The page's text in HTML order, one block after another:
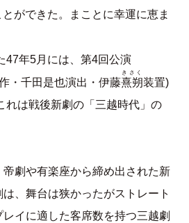
ができた。まことに幸運に恵ま
47年5月には、第4回公演
・千田是也演出・伊藤熹朔
きさく
装置)
れは戦後新劇の「三越時代」の
帝劇や有楽座から締め出された新
は、舞台は狭かったがストレート
レイに適した客席数を持つ三越劇